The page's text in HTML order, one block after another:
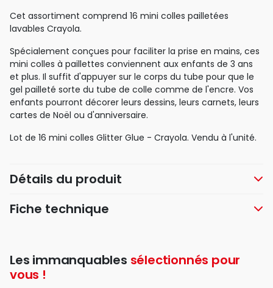
Cet assortiment comprend 16 mini colles pailletées
lavables Crayola.
Spécialement conçues pour faciliter la prise en mains, ces
mini colles à paillettes conviennent aux enfants de 3 ans
et plus. Il suffit d'appuyer sur le corps du tube pour que le
gel pailleté sorte du tube de colle comme de l'encre. Vos
enfants pourront décorer leurs dessins, leurs carnets, leurs
cartes de Noël ou d'anniversaire.
Lot de 16 mini colles Glitter Glue - Crayola. Vendu à l'unité.
Détails du produit
Fiche technique
Les immanquables sélectionnés pour
vous !